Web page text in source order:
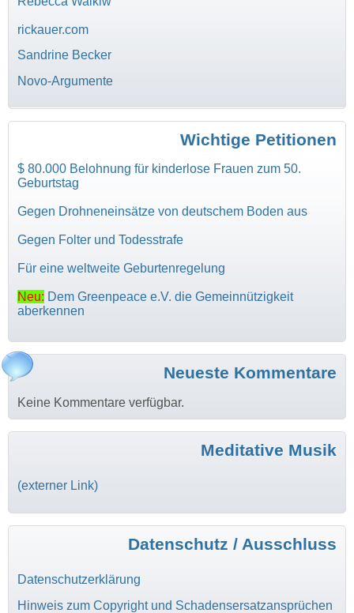
rickauer.com
Sandrine Becker
Novo-Argumente
Wichtige Petitionen
$ 80.000 Belohnung für kinderlose Frauen zum 50.
Geburtstag
Gegen Drohneneinsätze von deutschem Boden aus
Gegen Folter und Todesstrafe
Für eine weltweite Geburtenregelung
Neu: Dem Greenpeace e.V. die Gemeinnützigkeit
aberkennen
Neueste Kommentare
Keine Kommentare verfügbar.
Meditative Musik
(externer Link)
Datenschutz / Ausschluss
Datenschutzerklärung
Hinweis zum Copyright und Schadensersatzansprüchen